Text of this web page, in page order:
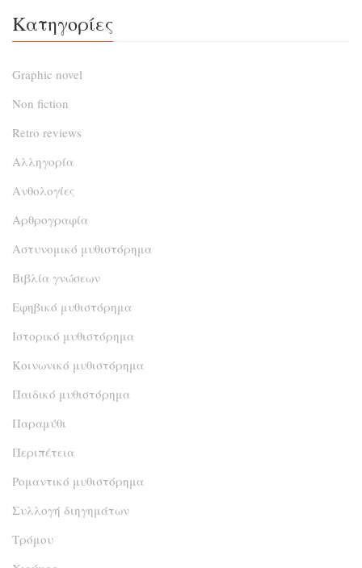
Κατηγορίες
Graphic novel
Non fiction
Retro reviews
Αλληγορία
Ανθολογίες
Αρθρογραφία
Αστυνομικό μυθιστόρημα
Βιβλία γνώσεων
Εφηβικό μυθιστόρημα
Ιστορικό μυθιστόρημα
Κοινωνικό μυθιστόρημα
Παιδικό μυθιστόρημα
Παραμύθι
Περιπέτεια
Ρομαντικό μυθιστόρημα
Συλλογή διηγημάτων
Τρόμου